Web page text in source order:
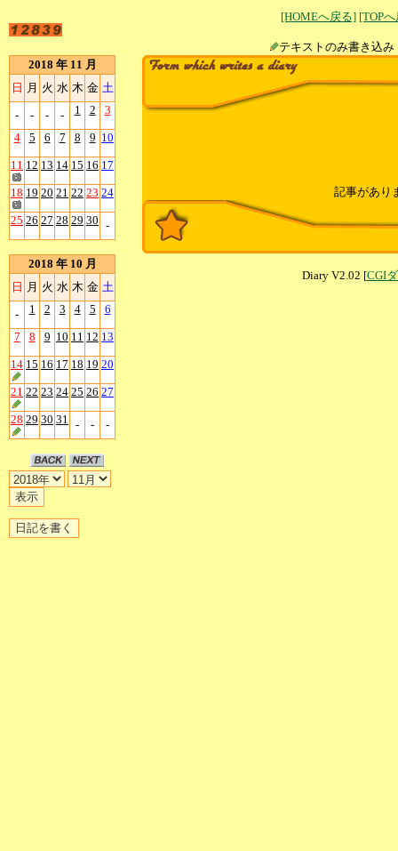
[HOMEへ戻る] [TOP
テキストのみ書
2018 年 11 月
日 月 火 水 木 金 土
- - - - 1 2 3
4 5 6 7 8 9 10
11 12 13 14 15 16 17
18 19 20 21 22 23 24
25 26 27 28 29 30 -
2018 年 10 月
日 月 火 水 木 金 土
- 1 2 3 4 5 6
7 8 9 10 11 12 13
14 15 16 17 18 19 20
21 22 23 24 25 26 27
28 29 30 31 - - -
記事があり
Diary V2.02 [CGI